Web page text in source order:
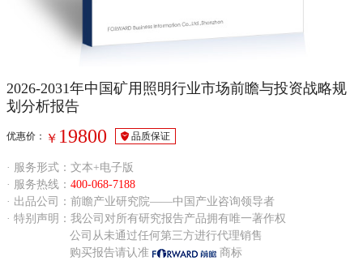
2026-2031年中国矿用照明行业市场前瞻与投资战略规
划分析报告
优惠价： ￥ 19800 品质保证
· 服务形式：文本+电子版
· 服务热线： 400-068-7188
· 出品公司：前瞻产业研究院——中国产业咨询领导者
· 特别声明：我公司对所有研究报告产品拥有唯一著作权
公司从未通过任何第三方进行代理销售
购买报告请认准
商标